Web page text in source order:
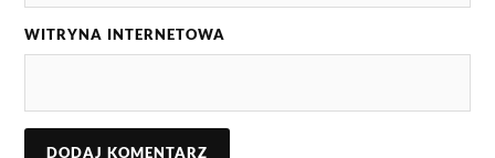
WITRYNA INTERNETOWA